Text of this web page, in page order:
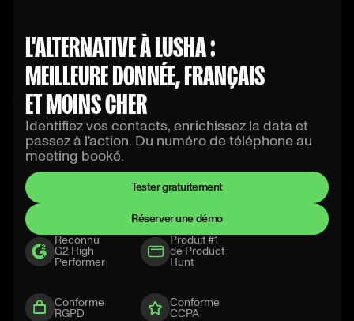
L'ALTERNATIVE À LUSHA :
MEILLEURE DONNÉE, FRANÇAIS
ET MOINS CHER
Identifiez vos contacts, enrichissez la data et
passez à l'action. Du numéro de téléphone au
meeting booké.
Tester gratuitement
Réserver une démo
Reconnu
G2 High
Performer
Produit #1
de Product
Hunt
Conforme
RGPD
Conforme
CCPA